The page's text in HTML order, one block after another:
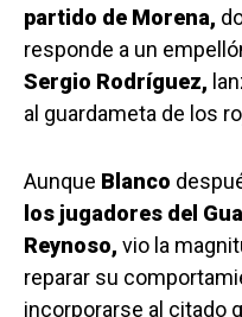
partido de Morena,
responde a un
Sergio Rodríguez,
al guardameta de los
Aunque Blanco
los jugadores del
Reynoso, vio la
reparar su
incorporarse al citado